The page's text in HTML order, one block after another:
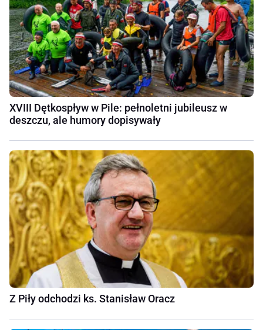
XVIII Dętkospływ w Pile: pełnoletni jubileusz w
deszczu, ale humory dopisywały
Z Piły odchodzi ks. Stanisław Oracz